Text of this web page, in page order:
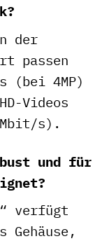
der
passen
(bei 4MP)
Videos
s).
und für
verfügt